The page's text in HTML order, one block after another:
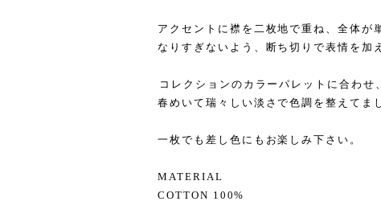
アクセントに襟を二枚地で重ね、全体が
なりすぎないよう、断ち切りで表情を加
⁡コレクションのカラーパレットに合わせ、
春めいて瑞々しい淡さで色調を整えてま
一枚でも差し色にもお楽しみ下さい。
MATERIAL
COTTON 100%